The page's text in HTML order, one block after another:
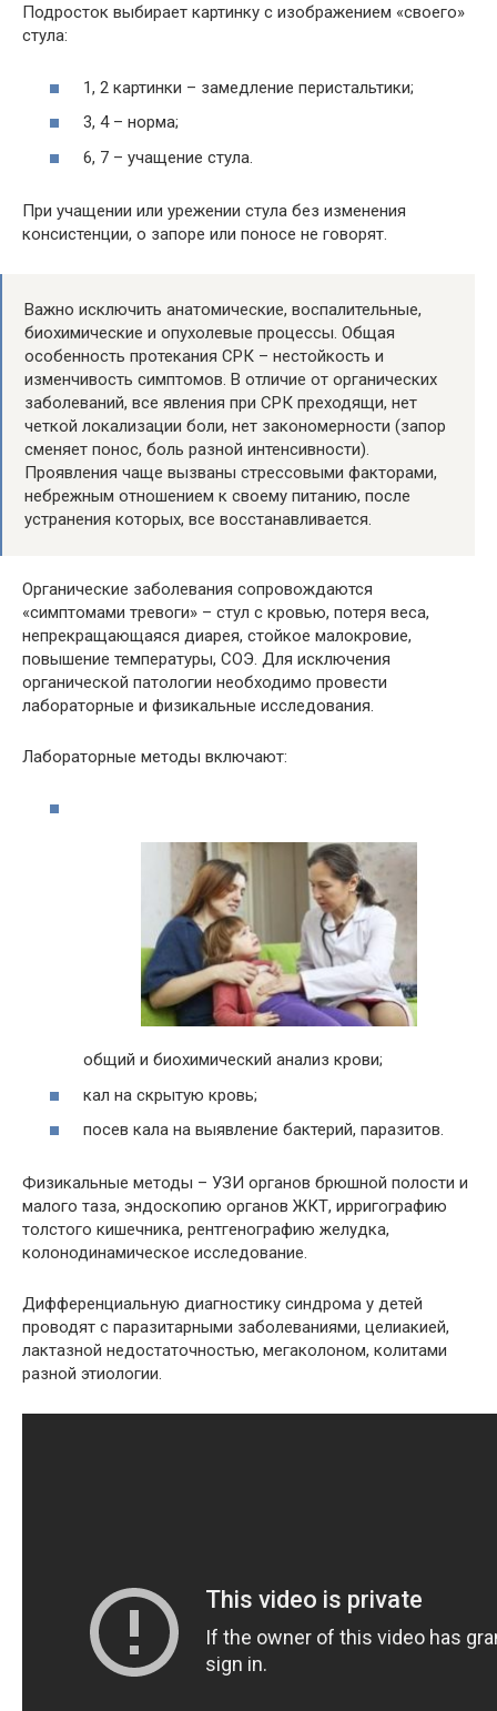
Подросток выбирает картинку с изображением «своего»
стула:
1, 2 картинки – замедление перистальтики;
3, 4 – норма;
6, 7 – учащение стула.
При учащении или урежении стула без изменения
консистенции, о запоре или поносе не говорят.
Важно исключить анатомические, воспалительные,
биохимические и опухолевые процессы. Общая
особенность протекания СРК – нестойкость и
изменчивость симптомов. В отличие от органических
заболеваний, все явления при СРК преходящи, нет
четкой локализации боли, нет закономерности (запор
сменяет понос, боль разной интенсивности).
Проявления чаще вызваны стрессовыми факторами,
небрежным отношением к своему питанию, после
устранения которых, все восстанавливается.
Органические заболевания сопровождаются
«симптомами тревоги» – стул с кровью, потеря веса,
непрекращающаяся диарея, стойкое малокровие,
повышение температуры, СОЭ. Для исключения
органической патологии необходимо провести
лабораторные и физикальные исследования.
Лабораторные методы включают:
общий и биохимический анализ крови;
кал на скрытую кровь;
посев кала на выявление бактерий, паразитов.
Физикальные методы – УЗИ органов брюшной полости и
малого таза, эндоскопию органов ЖКТ, ирригографию
толстого кишечника, рентгенографию желудка,
колонодинамическое исследование.
Дифференциальную диагностику синдрома у детей
проводят с паразитарными заболеваниями, целиакией,
лактазной недостаточностью, мегаколоном, колитами
разной этиологии.